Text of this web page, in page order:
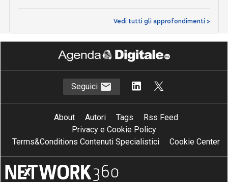
Vedi tutti gli approfondimenti >
Seguici
About Autori Tags
Rss Feed
Privacy e Cookie Policy
Terms&Conditions Contenuti Specialistici
Cookie Center